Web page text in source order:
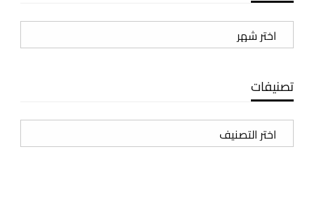
الأرشيف
تصنيفات
تصنيفات